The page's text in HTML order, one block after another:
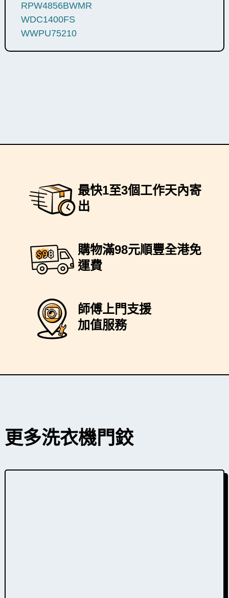
RPW4856BWMR
WDC1400FS
WWPU75210
最快1至3個工作天內寄
出
購物滿98元順豐全港免
運費
師傅上門支援
加值服務
更多洗衣機門鉸